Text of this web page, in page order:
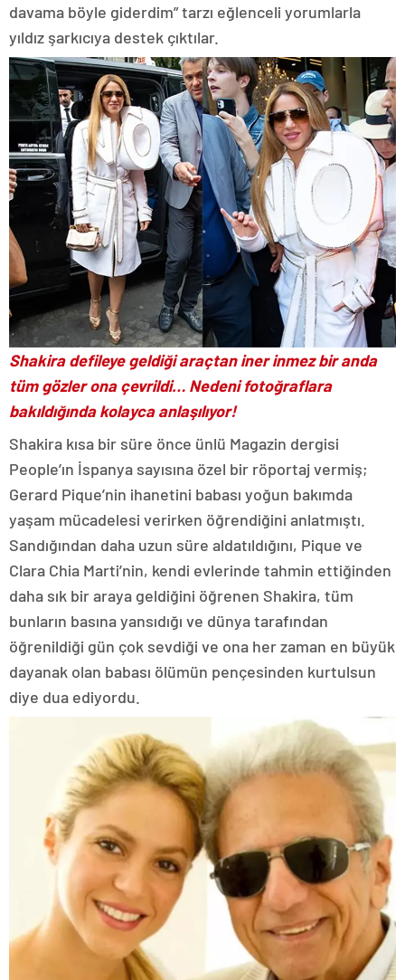
davama böyle giderdim” tarzı eğlenceli yorumlarla
yıldız şarkıcıya destek çıktılar.
Shakira defileye geldiği araçtan iner inmez bir anda
tüm gözler ona çevrildi… Nedeni fotoğraflara
bakıldığında kolayca anlaşılıyor!
Shakira kısa bir süre önce ünlü Magazin dergisi
People’ın İspanya sayısına özel bir röportaj vermiş;
Gerard Pique’nin ihanetini babası yoğun bakımda
yaşam mücadelesi verirken öğrendiğini anlatmıştı.
Sandığından daha uzun süre aldatıldığını, Pique ve
Clara Chia Marti’nin, kendi evlerinde tahmin ettiğinden
daha sık bir araya geldiğini öğrenen Shakira, tüm
bunların basına yansıdığı ve dünya tarafından
öğrenildiği gün çok sevdiği ve ona her zaman en büyük
dayanak olan babası ölümün pençesinden kurtulsun
diye dua ediyordu.